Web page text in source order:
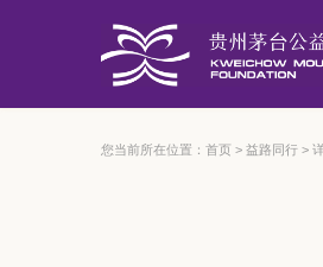
您当前所在位置： 首页 > 益路同行>